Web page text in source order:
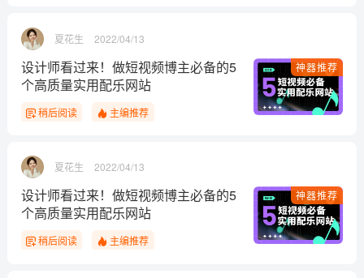
夏花生 2022/04/13
神器推荐
设计师看过来！做短视频博主必备的5
个高质量实用配乐网站
稍后阅读 主编推荐
夏花生 2022/04/13
神器推荐
设计师看过来！做短视频博主必备的5
个高质量实用配乐网站
稍后阅读 主编推荐